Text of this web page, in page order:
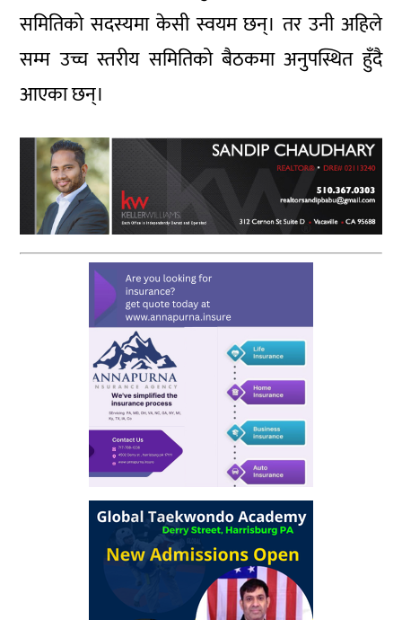
समितिको सदस्यमा केसी स्वयम छन्। तर उनी अहिले
सम्म उच्च स्तरीय समितिको बैठकमा अनुपस्थित हुँदै
आएका छन्।